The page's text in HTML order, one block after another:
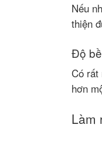
Nếu
thiện
Độ
Có rất
hơn
Làm